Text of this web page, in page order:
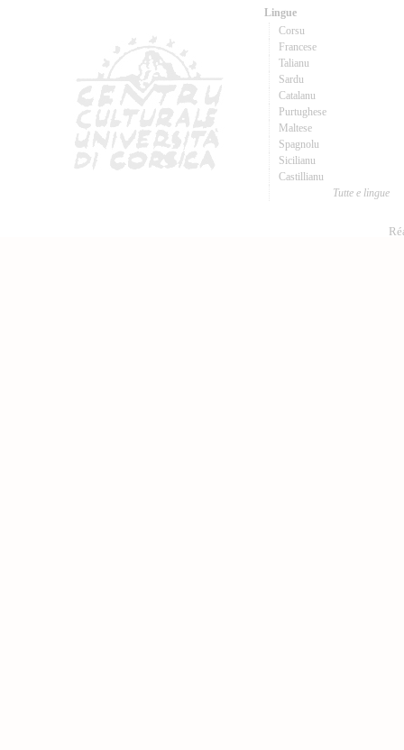
Lingue
Corsu
Francese
Talianu
Sardu
Catalanu
Purtughese
Maltese
Spagnolu
Sicilianu
Castillianu
Tutte e lingue